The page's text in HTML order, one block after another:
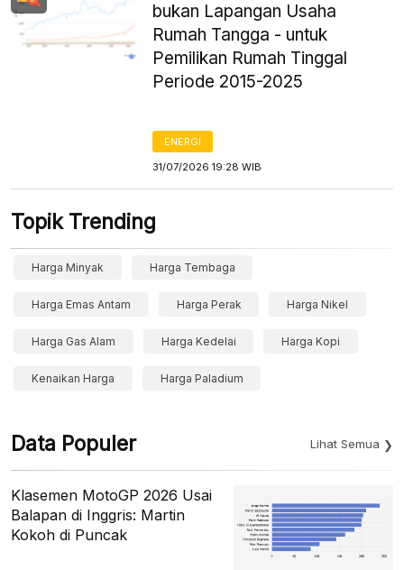
bukan Lapangan Usaha
Rumah Tangga - untuk
Pemilikan Rumah Tinggal
Periode 2015-2025
ENERGI
31/07/2026 19:28 WIB
Topik Trending
Harga Minyak Harga Tembaga
Harga Emas Antam Harga Perak Harga Nikel
Harga Gas Alam Harga Kedelai Harga Kopi
Kenaikan Harga Harga Paladium
Data Populer Lihat Semua
Klasemen MotoGP 2026 Usai
Balapan di Inggris: Martin
Kokoh di Puncak